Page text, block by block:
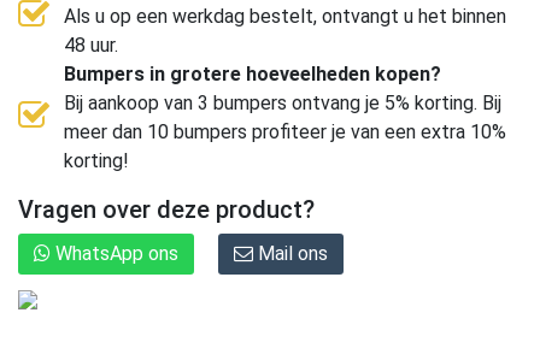
Als u op een werkdag bestelt, ontvangt u het binnen
48 uur.
Bumpers in grotere hoeveelheden kopen?
Bij aankoop van 3 bumpers ontvang je 5% korting. Bij
meer dan 10 bumpers profiteer je van een extra 10%
korting!
Vragen over deze product?
WhatsApp ons Mail ons